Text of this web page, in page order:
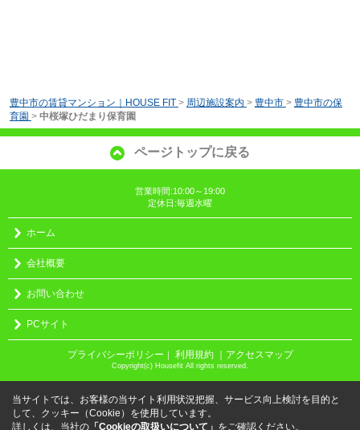
豊中市の賃貸マンション｜HOUSE FIT > 周辺施設案内 > 豊中市 > 豊中市の保
育園 > 中桜塚ひだまり保育園
ページトップに戻る
営業時間:10:00～19:00
定休日:毎週水曜
ホーム
会社概要
お問い合わせ
PCサイト
プライバシーポリシー ｜ 利用規約 ｜アクセスマップ
Copyright(c) Housefit All rights reserved.
当サイトでは、お客様の当サイト利用状況把握、サービス向上検討を目的と
して、クッキー（Cookie）を使用しています。
詳しくは、当社の 「Cookieの取扱いについて」 をご確認ください。